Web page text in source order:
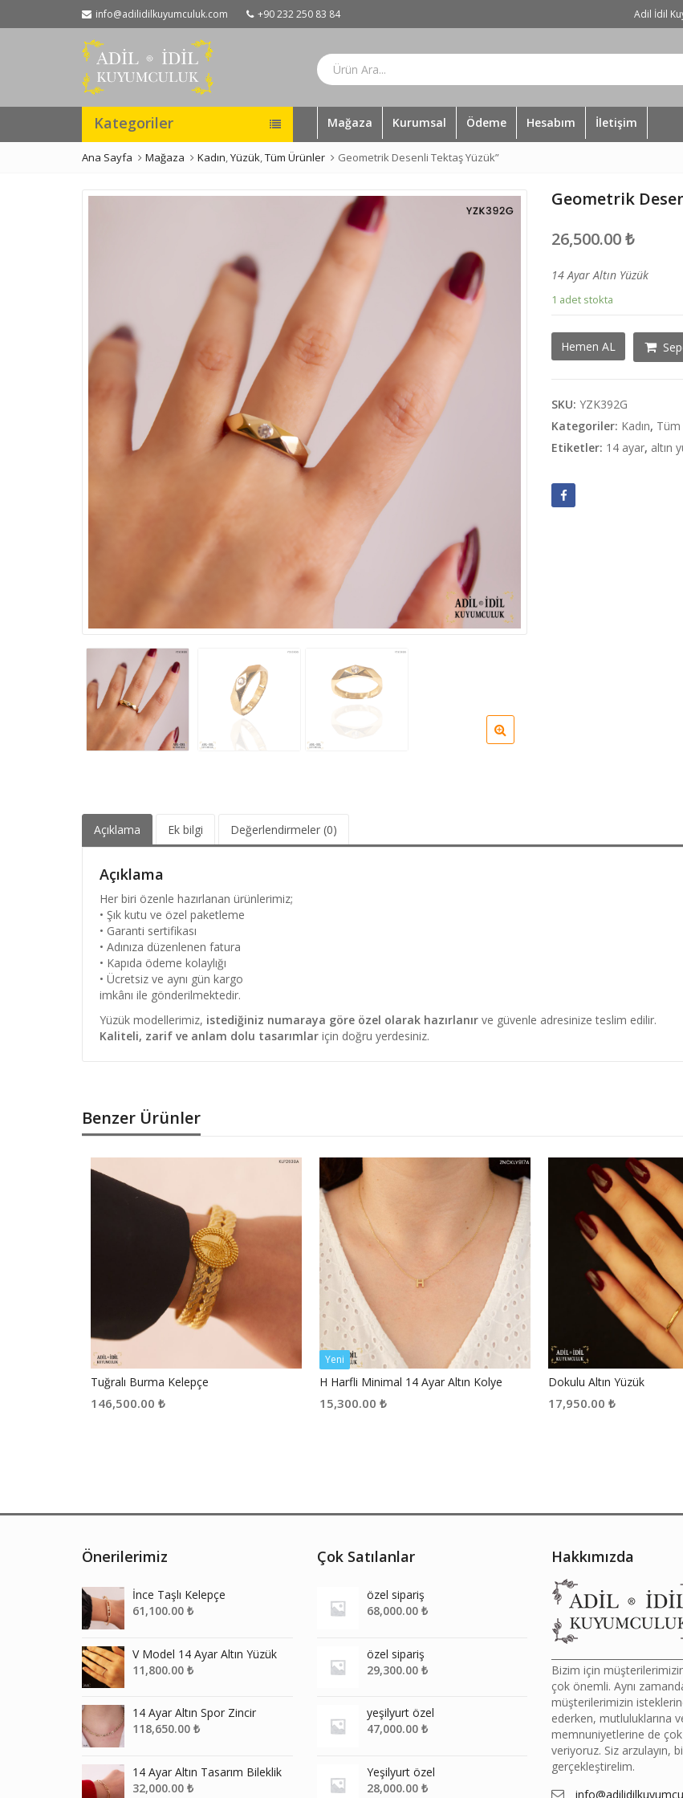
info@adilidilkuyumculuk.com +90 232 250 83 84 Adil İdil
Kategoriler Mağaza Kurumsal Ödeme Hesabım İletişim
Ana Sayfa Mağaza Kadın,Yüzük,Tüm Ürünler Geometrik Desenli Tektaş Yüzük”
Geometrik
26,500.00₺
14 Ayar Altın Yüzük
1 adet stokta
Hemen AL
Desenli
SKU: YZK392G
Kategoriler: Kadın,
Etiketler: 14 ayar, altın
Açıklama Ek bilgi Değerlendirmeler (0)
Açıklama
Her biri özenle hazırlanan ürünlerimiz;
• Şık kutu ve özel paketleme
• Garanti sertifikası
• Adınıza düzenlenen fatura
• Kapıda ödeme kolaylığı
• Ücretsiz ve aynı gün kargo
imkânı ile gönderilmektedir.
Yüzük modellerimiz, istediğiniz numaraya göre özel olarak hazırlanır ve güvenle adresinize teslim edilir.
Kaliteli, zarif ve anlam dolu tasarımlar için doğru yerdesiniz.
Benzer Ürünler
Tuğralı Burma Kelepçe
146,500.00 ₺
Yeni
H Harfli Minimal 14 Ayar Altın Kolye
15,300.00 ₺
Dokulu Altın Yüzük
17,950.00 ₺
Önerilerimiz
İnce Taşlı Kelepçe
61,100.00 ₺
V Model 14 Ayar Altın Yüzük
11,800.00 ₺
14 Ayar Altın Spor Zincir
118,650.00 ₺
14 Ayar Altın Tasarım Bileklik
32,000.00 ₺
Çok Satılanlar
özel sipariş
68,000.00 ₺
özel sipariş
29,300.00 ₺
yeşilyurt özel
47,000.00 ₺
Yeşilyurt özel
28,000.00 ₺
Hakkımızda
Bizim için
çok önemli. Aynı
müşterilerimizin
ederken, mutluluklarına
memnuniyetlerine de
veriyoruz. Siz arzulayın,
gerçekleştirelim.